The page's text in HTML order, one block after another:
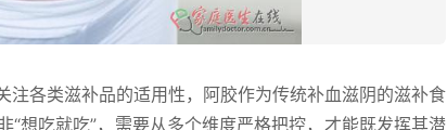
各类滋补品的适用性，阿胶作为传统补血滋阴的滋补食
想吃就吃”，需要从多个维度严格把控，才能既发挥其潜